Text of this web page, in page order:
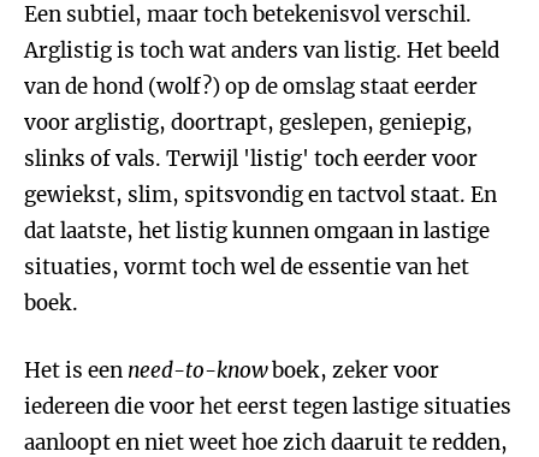
Een subtiel, maar toch betekenisvol verschil.
Arglistig is toch wat anders van listig. Het beeld
van de hond (wolf?) op de omslag staat eerder
voor arglistig, doortrapt, geslepen, geniepig,
slinks of vals. Terwijl 'listig' toch eerder voor
gewiekst, slim, spitsvondig en tactvol staat. En
dat laatste, het listig kunnen omgaan in lastige
situaties, vormt toch wel de essentie van het
boek.
Het is een need-to-knowboek, zeker voor
iedereen die voor het eerst tegen lastige situaties
aanloopt en niet weet hoe zich daaruit te redden,